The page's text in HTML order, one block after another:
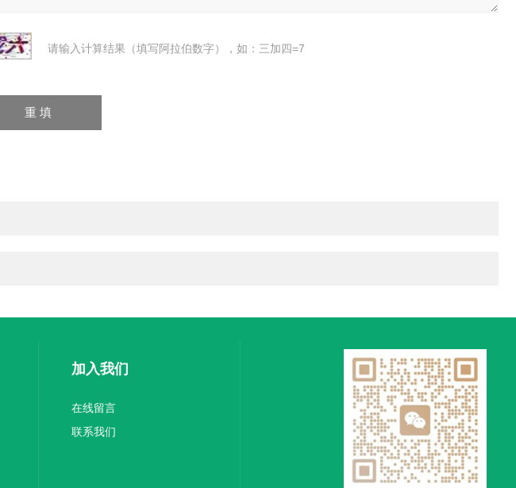
请输入计算结果（填写阿拉伯数字），如：三加四=7
加入我们
在线留言
联系我们